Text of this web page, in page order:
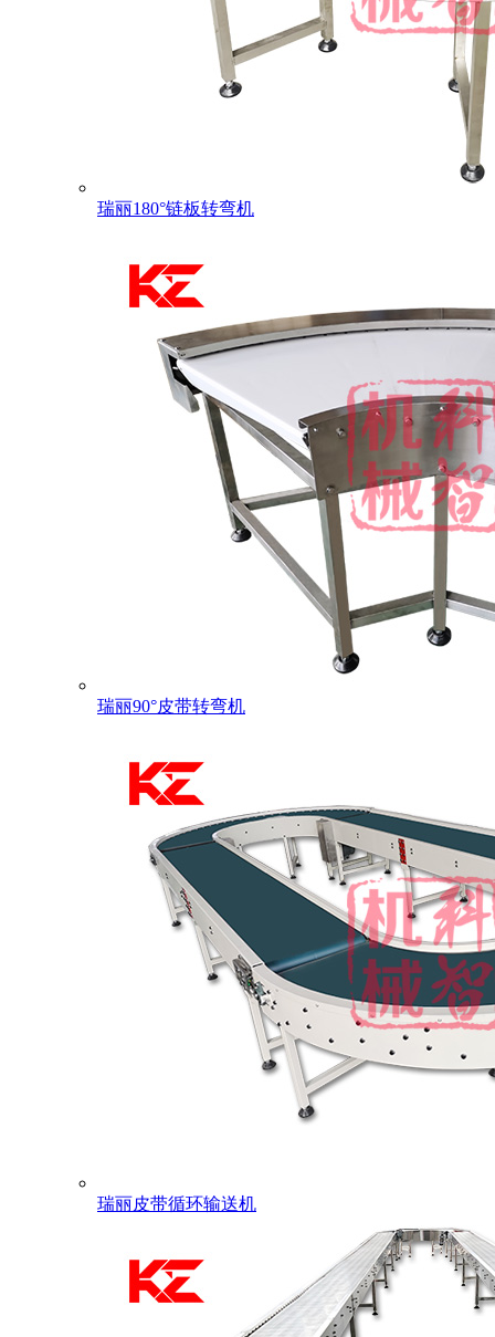
瑞丽180°链板转弯机
瑞丽90°皮带转弯机
瑞丽皮带循环输送机